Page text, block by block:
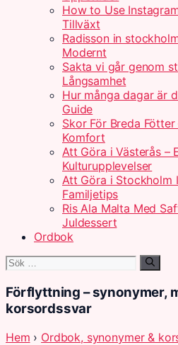
How to Use
Tillväxt
Radisson in
Modernt
Sakta vi går genom
Långsamhet
Hur många dagar är
Guide
Skor För Breda
Komfort
Att Göra i Västerås –
Kulturupplevelser
Att Göra i Stockholm
Familjetips
Ris Ala Malta Med
Juldessert
Ordbok
Sök
Förflyttning – synonymer,
korsordssvar
Hem › Ordbok, synonymer &